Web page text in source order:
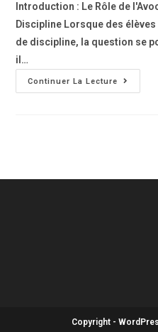
Introduction : Le Rôle de
Discipline Lorsque des
de discipline, la question se
il…
Continuer La Lecture
Copyright -